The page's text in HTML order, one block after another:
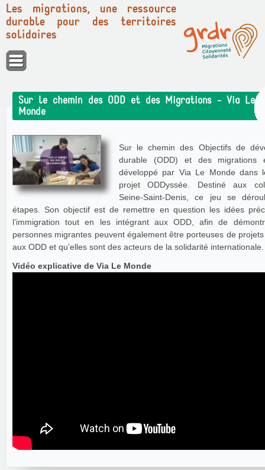
Panneau de gestion des cookies
Les migrations, une ressource
durable pour des territoires
solidaires
Sur le chemin des ODD et des Migrations - Via Le
Monde
Sur le chemin des Objectifs de
durable (ODD) et des migrations
développé par Via Le Monde dans
projet ODDyssée. Destiné aux
Seine-Saint-Denis, ce jeu se
étapes. Son objectif est de remettre en question les idées
l’immigration tout en les intégrant aux ODD, afin de
personnes migrantes peuvent également être porteuses de
aux ODD et qu’elles sont des acteurs de la solidarité internationale.
Vidéo explicative de Via Le Monde